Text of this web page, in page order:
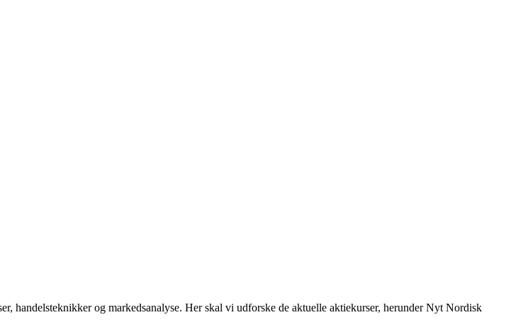
og markedsanalyse. Her skal vi udforske de aktuelle aktiekurser, herunder Nyt Nordisk